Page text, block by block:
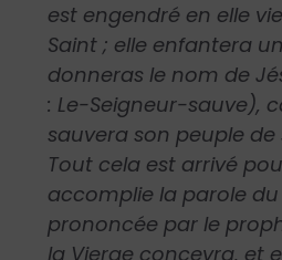
est engendré en elle
Saint ; elle enfantera
donneras le nom de
: Le-Seigneur-sauve),
sauvera son peuple de
Tout cela est arrivé
accomplie la parole du
prononcée par le
la Vierge concevra, et